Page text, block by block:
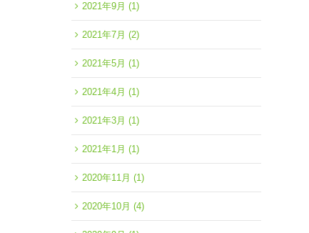
2021年9月 (1)
2021年7月 (2)
2021年5月 (1)
2021年4月 (1)
2021年3月 (1)
2021年1月 (1)
2020年11月 (1)
2020年10月 (4)